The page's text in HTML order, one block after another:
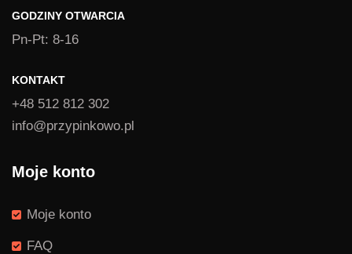
GODZINY OTWARCIA
Pn-Pt: 8-16
KONTAKT
+48 512 812 302
info@przypinkowo.pl
Moje konto
Moje konto
FAQ